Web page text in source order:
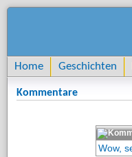
Home Geschichten
Kommentare
Wow,